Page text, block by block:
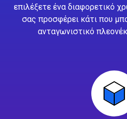
επιλέξετε ένα διαφορετικό
σας προσφέρει κάτι που
ανταγωνιστικό